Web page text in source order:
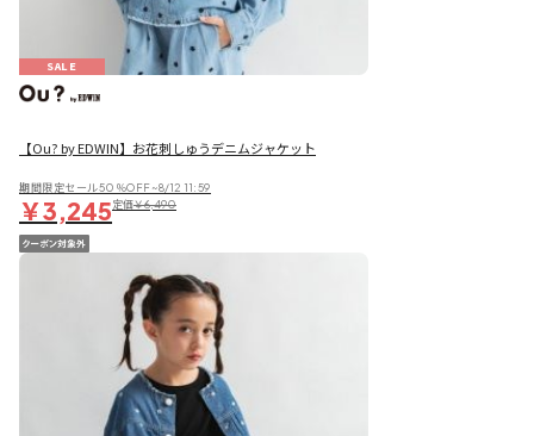
SALE
【Ou? by EDWIN】お花刺しゅうデニムジャケット
期間限定セール50％OFF~8/12 11:59
￥3,245定価￥6,490